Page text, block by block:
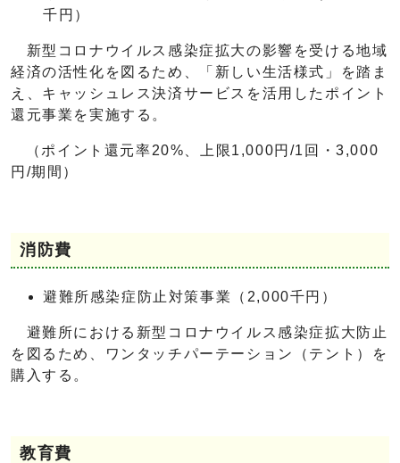
千円）
新型コロナウイルス感染症拡大の影響を受ける地域
経済の活性化を図るため、「新しい生活様式」を踏ま
え、キャッシュレス決済サービスを活用したポイント
還元事業を実施する。
（ポイント還元率20%、上限1,000円/1回・3,000
円/期間）
消防費
避難所感染症防止対策事業（2,000千円）
避難所における新型コロナウイルス感染症拡大防止
を図るため、ワンタッチパーテーション（テント）を
購入する。
教育費